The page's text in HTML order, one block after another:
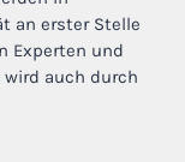
an erster Stelle
Experten und
auch durch